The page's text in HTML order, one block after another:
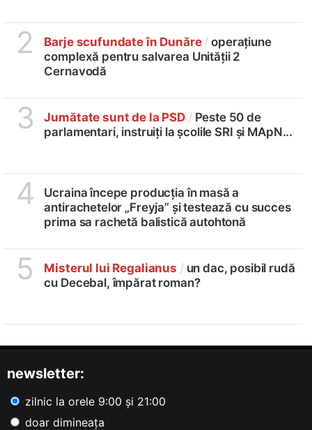
2 Barje scufundate în Dunăre / operațiune
complexă pentru salvarea Unității 2
Cernavodă
3 Jumătate sunt de la PSD / Peste 50 de
parlamentari, instruiți la școlile SRI și MApN...
4
Ucraina începe producția în masă a
antirachetelor „Freyja” și testează cu succes
prima sa rachetă balistică autohtonă
5 Misterul lui Regalianus /un dac, posibil rudă
cu Decebal, împărat roman?
newsletter:
zilnic la orele 9:00 și 21:00
doar dimineața